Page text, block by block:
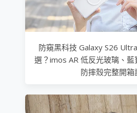
防窺黑科技 Galaxy S26
選？imos AR 低反光玻璃、
防摔殼完整開箱